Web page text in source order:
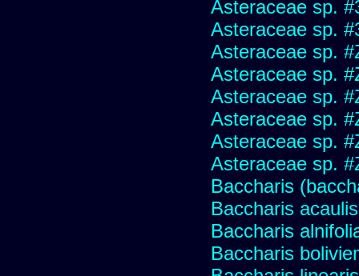
Asteraceae sp.
Asteraceae sp.
Asteraceae sp.
Asteraceae sp.
Asteraceae sp.
Asteraceae sp.
Asteraceae sp.
Asteraceae sp.
Baccharis
Baccharis acaulis
Baccharis
Baccharis